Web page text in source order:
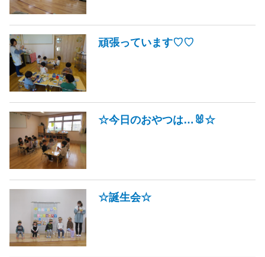
頑張っています♡♡
☆今日のおやつは…🐰☆
☆誕生会☆